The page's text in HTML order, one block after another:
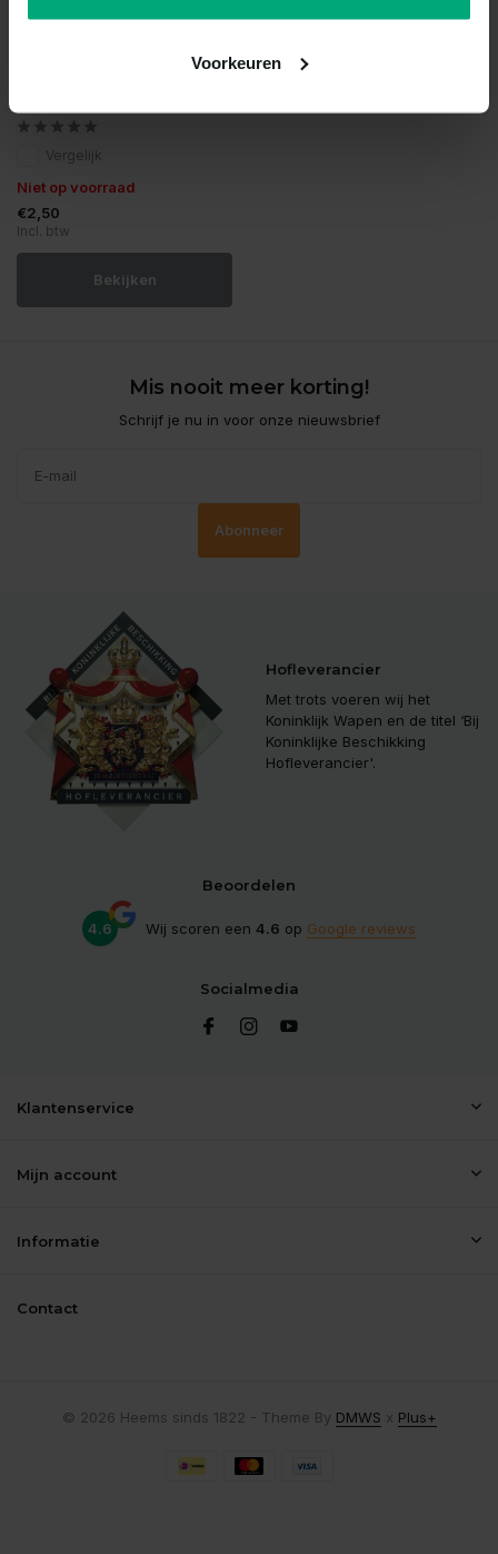
Voorkeuren
Vergelijk
Niet op voorraad
€2,50
Incl. btw
Bekijken
Mis nooit meer korting!
Schrijf je nu in voor onze nieuwsbrief
Abonneer
Hofleverancier
Met trots voeren wij het
Koninklijk Wapen en de titel ‘Bij
Koninklijke Beschikking
Hofleverancier'.
Beoordelen
4.6 Wij scoren een 4.6 op Google reviews
Socialmedia
Klantenservice
Mijn account
Informatie
Contact
© 2026 Heems sinds 1822 - Theme By DMWS x Plus+